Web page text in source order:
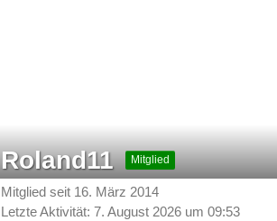
Roland11 Mitglied
Mitglied seit 16. März 2014
Letzte Aktivität:7. August 2026 um 09:53